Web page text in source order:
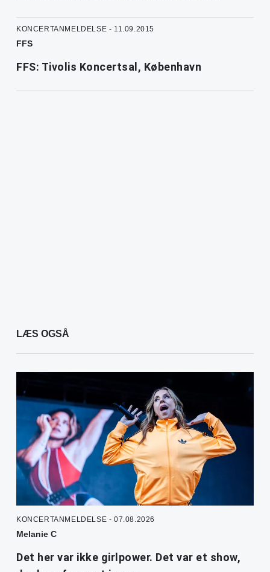
KONCERTANMELDELSE - 11.09.2015
FFS
FFS: Tivolis Koncertsal, København
LÆS OGSÅ
KONCERTANMELDELSE - 07.08.2026
Melanie C
Det her var ikke girlpower. Det var et show,